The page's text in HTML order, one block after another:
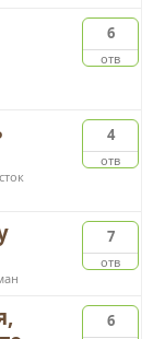
6
отв
4
отв
7
отв
6